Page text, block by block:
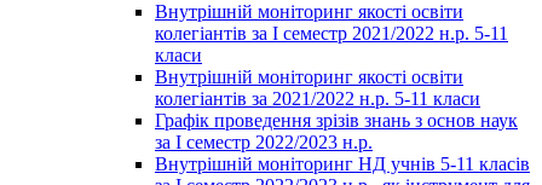
Внутрішній моніторинг якості освіти
колегіантів за І семестр 2021/2022 н.р. 5-11
класи
Внутрішній моніторинг якості освіти
колегіантів за 2021/2022 н.р. 5-11 класи
Графік проведення зрізів знань з основ наук
за І семестр 2022/2023 н.р.
Внутрішній моніторинг НД учнів 5-11 класів